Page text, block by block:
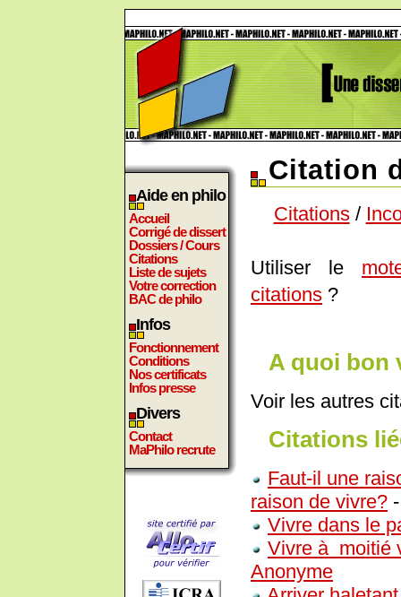
Aide en philo
Accueil
Corrigé de dissert
Dossiers / Cours
Citations
Liste de sujets
Votre correction
BAC de philo
Infos
Fonctionnement
Conditions
Nos certificats
Infos presse
Divers
Contact
MaPhilo recrute
Citation
Citations/
Utiliser le
citations ?
A quoi bon
Voir les autres
Citations
Faut-il une
raison de vivre?
Vivre dans le
Vivre à moitié
Anonyme